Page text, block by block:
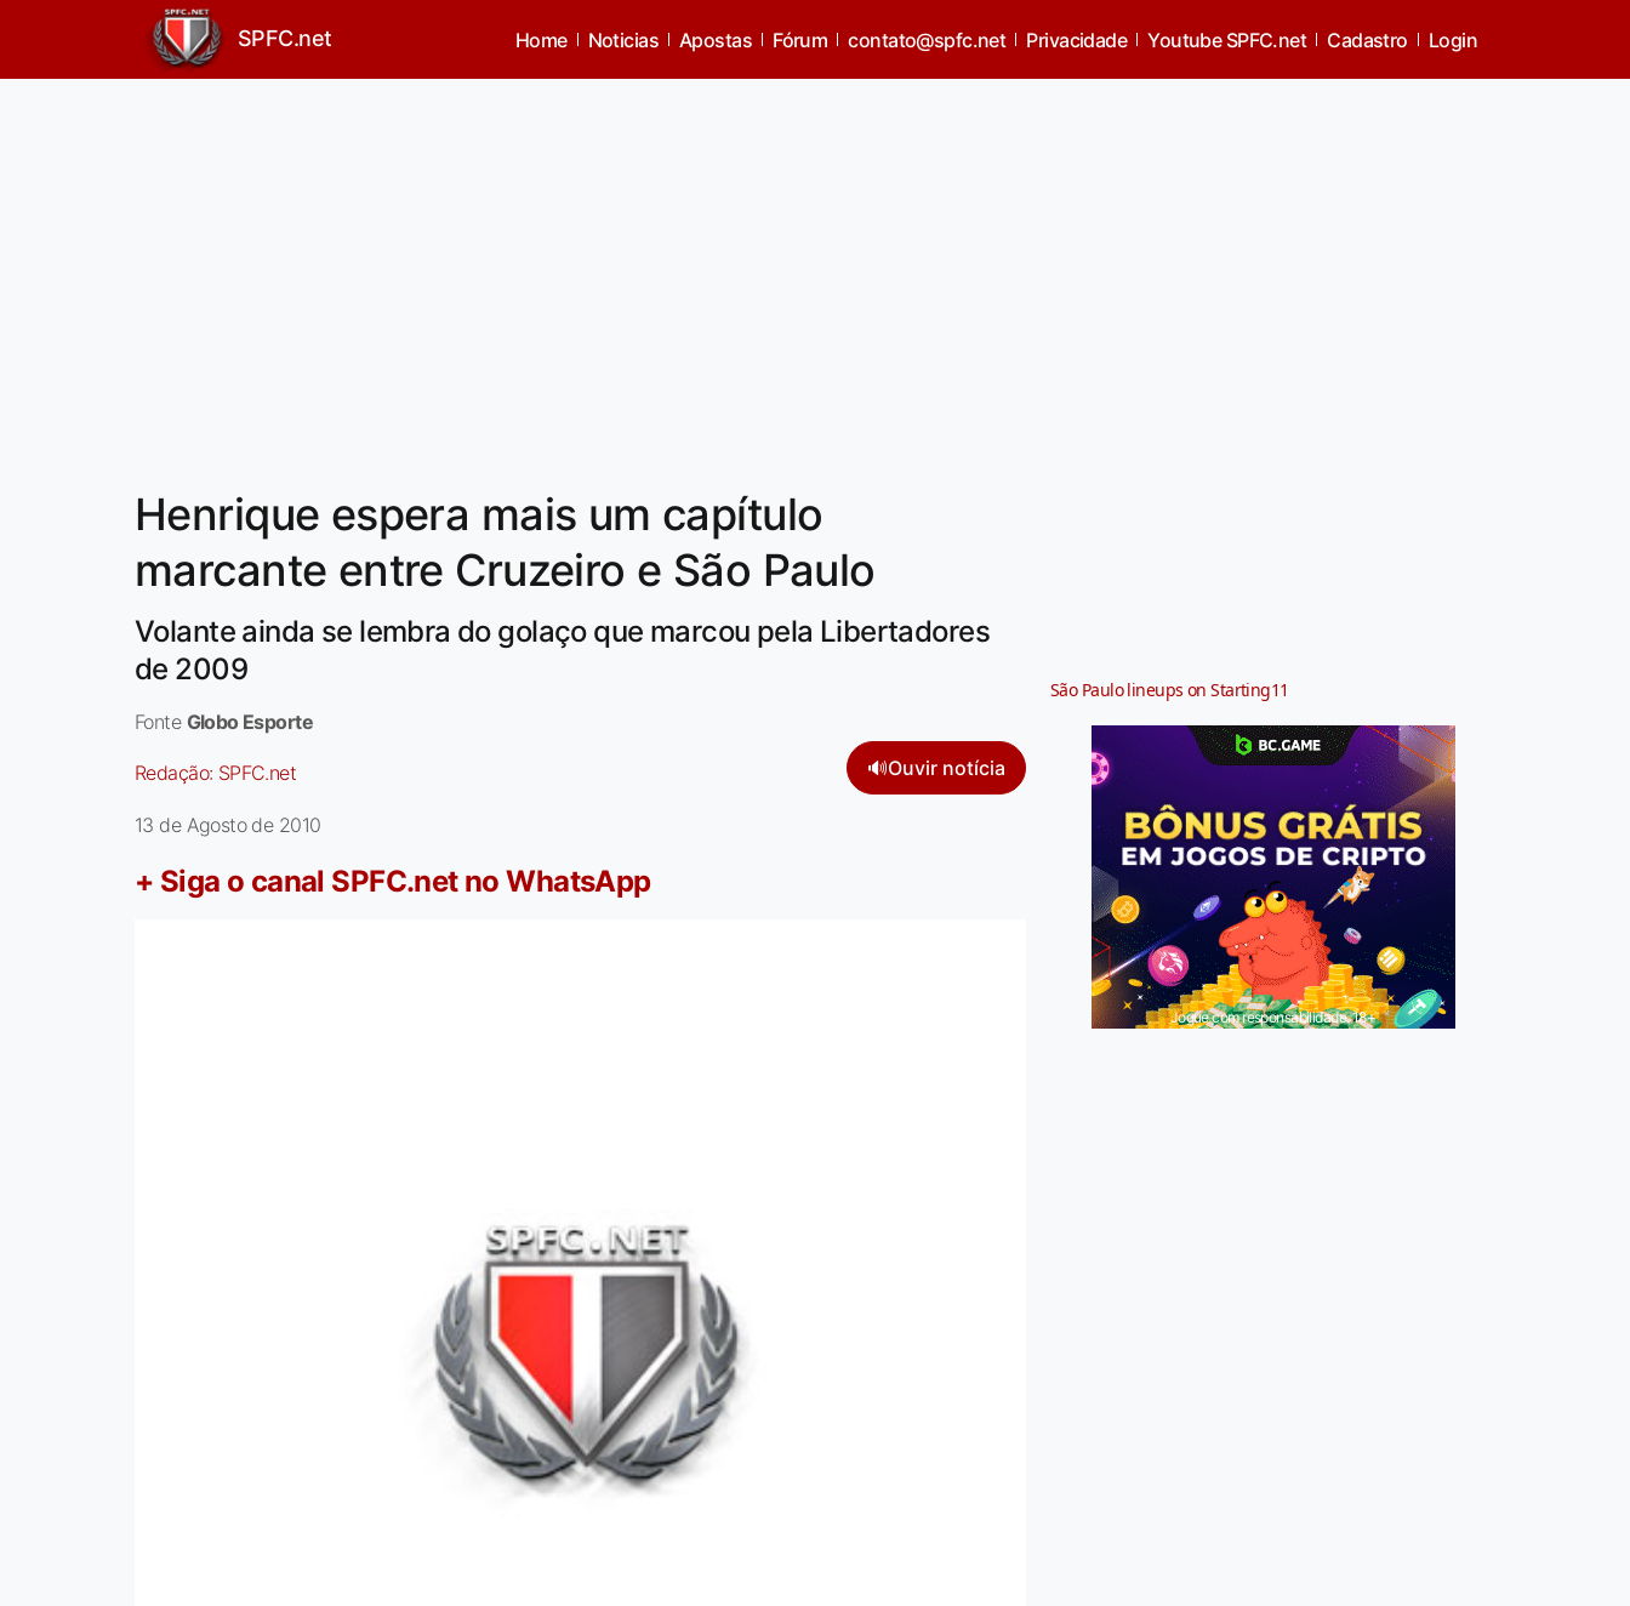
SPFC.net Home Noticias Apostas Fórum contato@spfc.net Privacidade Youtube SPFC.net Cadastro Login
Henrique espera mais um capítulo
marcante entre Cruzeiro e São Paulo
Volante ainda se lembra do golaço que marcou pela Libertadores
de 2009
Fonte Globo Esporte
Redação: SPFC.net 🔊Ouvir notícia
13 de Agosto de 2010
+ Siga o canal SPFC.net no WhatsApp
São Paulo lineups on Starting11
Jogue com responsabilidade. 18+